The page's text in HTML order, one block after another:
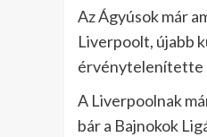
Az Ágyúsok már
Liverpoolt, újabb
érvénytelenítette
A Liverpoolnak
bár a Bajnokok